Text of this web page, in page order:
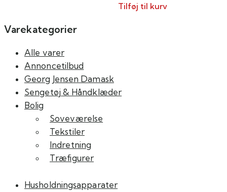
Tilføj til kurv
Varekategorier
Alle varer
Annoncetilbud
Georg Jensen Damask
Sengetøj & Håndklæder
Bolig
Soveværelse
Tekstiler
Indretning
Træfigurer
Husholdningsapparater